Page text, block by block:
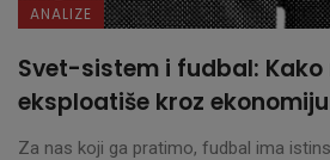
ANALIZE
Svet-sistem i fudbal: Kako
eksploatiše kroz
Za nas koji ga pratimo, fudbal ima